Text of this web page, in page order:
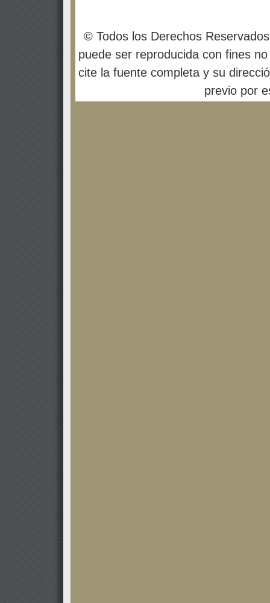
© Todos los Derechos
puede ser reproducida con fines
cite la fuente completa y su
previo por